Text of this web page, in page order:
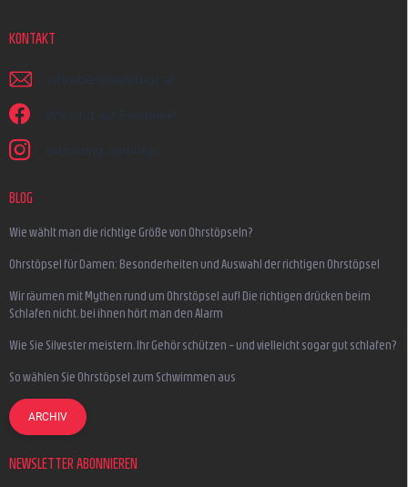
KONTAKT
schreiben @ earplugs.at
Wir sind auf Facebook!
earmazing_earplugs
BLOG
Wie wählt man die richtige Größe von Ohrstöpseln?
Ohrstöpsel für Damen: Besonderheiten und Auswahl der richtigen Ohrstöpsel
Wir räumen mit Mythen rund um Ohrstöpsel auf! Die richtigen drücken beim
Schlafen nicht, bei ihnen hört man den Alarm
Wie Sie Silvester meistern, Ihr Gehör schützen – und vielleicht sogar gut schlafen?
So wählen Sie Ohrstöpsel zum Schwimmen aus
ARCHIV
NEWSLETTER ABONNIEREN